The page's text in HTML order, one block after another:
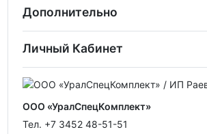
Дополнительно
Личный Кабинет
ООО «УралСпецКомплект»
Тел. +7 3452 48-51-51